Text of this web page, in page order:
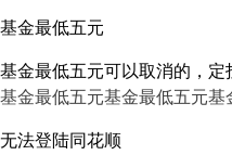
基金最低五元
基金最低五元可以取消的，定
基金最低五元基金最低五元基
无法登陆同花顺